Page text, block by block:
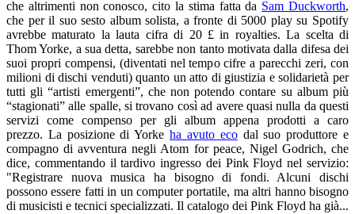
che altrimenti non conosco, cito la stima fatta da Sam Duckworth,
che per il suo sesto album solista, a fronte di 5000 play su Spotify
avrebbe maturato la lauta cifra di 20 £ in royalties. La scelta di
Thom Yorke, a sua detta, sarebbe non tanto motivata dalla difesa dei
suoi propri compensi, (diventati nel tempo cifre a parecchi zeri, con
milioni di dischi venduti) quanto un atto di giustizia e solidarietà per
tutti gli “artisti emergenti”, che non potendo contare su album più
“stagionati” alle spalle, si trovano così ad avere quasi nulla da questi
servizi come compenso per gli album appena prodotti a caro
prezzo. La posizione di Yorkeha avuto ecodal suo produttore e
compagno di avventura negli Atom for peace, Nigel Godrich, che
dice, commentando il tardivo ingresso dei Pink Floyd nel servizio:
"Registrare nuova musica ha bisogno di fondi. Alcuni dischi
possono essere fatti in un computer portatile, ma altri hanno bisogno
di musicisti e tecnici specializzati. Il catalogo dei Pink Floyd ha già...